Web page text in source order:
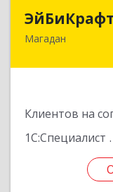
Магадан
Клиентов на
1С:Специалист
685000,